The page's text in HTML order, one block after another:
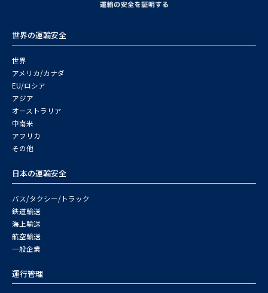
世界の運輸安全
世界
アメリカ/カナダ
EU/ロシア
アジア
オーストラリア
中南米
アフリカ
その他
日本の運輸安全
バス/タクシー/トラック
鉄道輸送
海上輸送
航空輸送
一般企業
運行管理